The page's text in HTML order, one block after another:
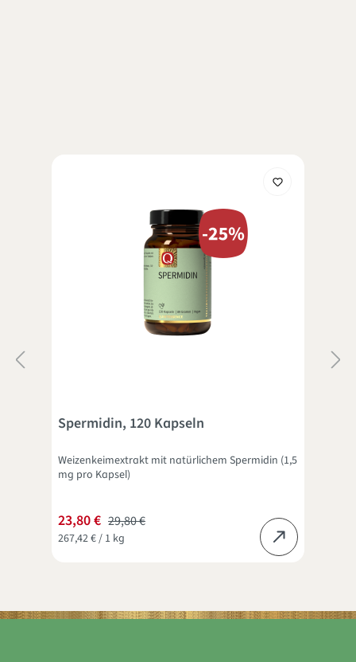
Spermidin, 120 Kapseln
Weizenkeimextrakt mit natürlichem Spermidin (1,5
mg pro Kapsel)
267,42 € / 1 kg
23,80 € 29,80 €